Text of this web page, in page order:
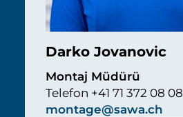
Darko Jovanovic
Montaj Müdürü
Telefon +41 71 372 08 08
montage@sawa.ch